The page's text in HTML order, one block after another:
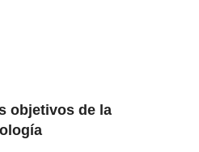
objetivos de la